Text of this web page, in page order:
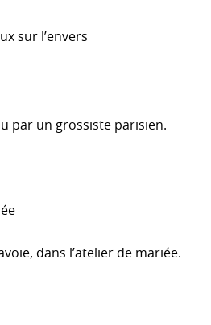
sur l’envers
par un grossiste parisien.
dans l’atelier de mariée.